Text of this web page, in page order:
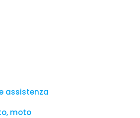
assistenza
moto